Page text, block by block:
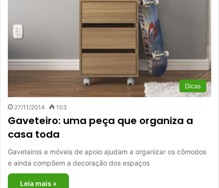
Dicas
27/11/2014 103
Gaveteiro: uma peça que organiza a
casa toda
Gaveteiros e móveis de apoio ajudam a organizar os cômodos
e ainda compõem a decoração dos espaços
Leia mais »